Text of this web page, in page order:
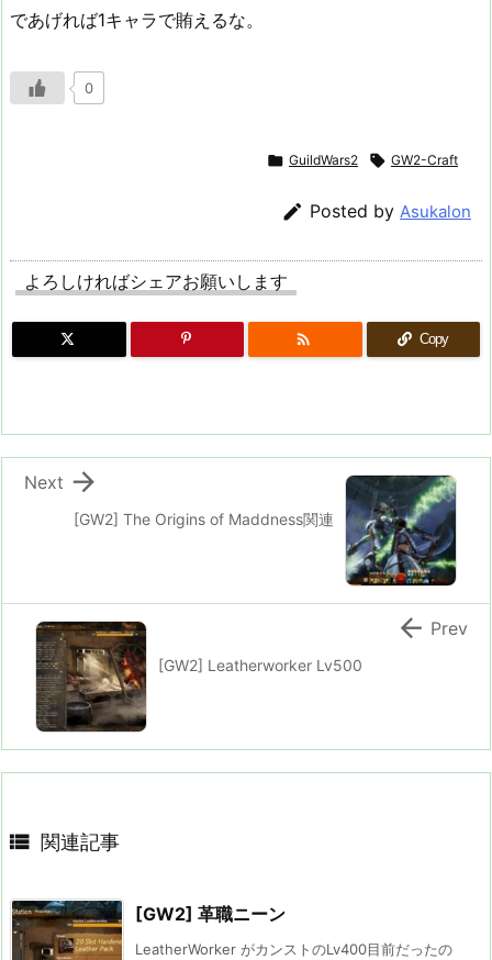
であげれば1キャラで賄えるな。
0
 GuildWars2  GW2-Craft
 Posted by Asukalon
よろしければシェアお願いします
 Copy
[GW2] The Origins of Maddness関連

Next
[GW2] Leatherworker Lv500
 Prev
 関連記事
[GW2] 革職ニーン
LeatherWorker がカンストのLv400目前だったの